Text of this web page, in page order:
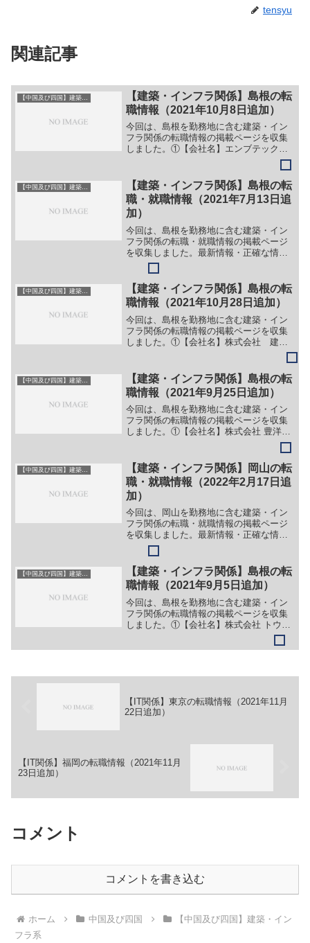
tensyu
関連記事
【建築・インフラ関係】島根の転
職情報（2021年10月8日追加）
今回は、島根を勤務地に含む建築・イン
フラ関係の転職情報の掲載ページを収集
しました。①【会社名】エンブテック株
式会社【職務】（１）鳶工、鍛冶工、機
械工【勤務地】松江等【詳細】転職・就
職情報の詳細はこちら②【会社名】北陽
技建株式会社【職務】（１...
【中国及び四国】建築・インフラ系
【建築・インフラ関係】島根の転
職・就職情報（2021年7月13日追
加）
今回は、島根を勤務地に含む建築・イン
フラ関係の転職・就職情報の掲載ページ
を収集しました。最新情報・正確な情報
は企業サイトでご確認ください。①【会
社名】伸共木材協同組合【職務】（１）
林業作業員【勤務地】島根県益田市等
【詳細】転職・就職情報の詳...
【建築・インフラ関係】島根の転
職情報（2021年10月28日追加）
今回は、島根を勤務地に含む建築・イン
フラ関係の転職情報の掲載ページを収集
しました。①【会社名】株式会社 建新
化工【職務】（１）建築塗装・防水工事
の現場作業及び現場管理【勤務地】島根
等【詳細】転職・就職情報の詳細はこち
ら②【会社名】有限会社 ...
【建築・インフラ関係】島根の転
職情報（2021年9月25日追加）
今回は、島根を勤務地に含む建築・イン
フラ関係の転職情報の掲載ページを収集
しました。①【会社名】株式会社 豊洋
【職務】（１）建築技術者（２）土木技
術者（３）設計技術者（４）建築物件営
業職【勤務地】松江市西川津町２１０８
番地３等【詳細】転職・就...
【中国及び四国】建築・インフラ系
【建築・インフラ関係】岡山の転
職・就職情報（2022年2月17日追
加）
今回は、岡山を勤務地に含む建築・イン
フラ関係の転職・就職情報の掲載ページ
を収集しました。最新情報・正確な情報
は企業サイトでご確認ください。①【会
社名】中電技術コンサルタント株式会社
【職務】［キャリア・中途］＞＞（１）
河川・ダム・砂防・水力発...
【建築・インフラ関係】島根の転
職情報（2021年9月5日追加）
今回は、島根を勤務地に含む建築・イン
フラ関係の転職情報の掲載ページを収集
しました。①【会社名】株式会社 トウケ
ン【職務】（１）土木作業員（２）現場
監督(管理)【勤務地】東出雲町、安来・松
【IT関係】東京の転職情報（2021年11月
22日追加）
【IT関係】福岡の転職情報（2021年11月
23日追加）
コメント
コメントを書き込む
ホーム 中国及び四国
【中国及び四国】建築・イン
フラ系